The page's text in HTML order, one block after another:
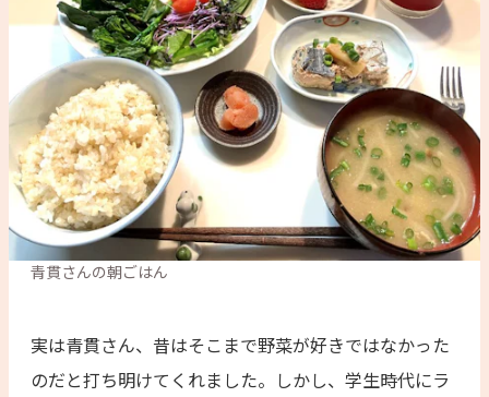
実は青貫さん、昔はそこまで野菜が好きではなかった
のだと打ち明けてくれました。しかし、学生時代にラ